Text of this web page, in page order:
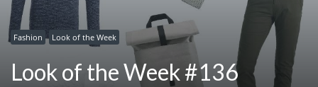
Fashion Look of the Week
Look of the Week #136